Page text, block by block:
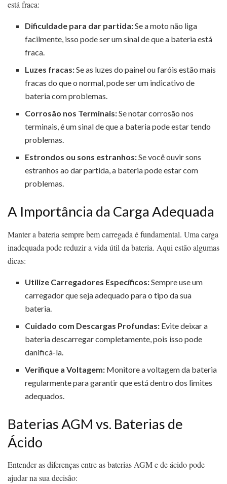
está fraca:
Dificuldade para dar partida:Se a moto não liga
facilmente, isso pode ser um sinal de que a bateria está
fraca.
Luzes fracas:Se as luzes do painel ou faróis estão mais
fracas do que o normal, pode ser um indicativo de
bateria com problemas.
Corrosão nos Terminais:Se notar corrosão nos
terminais, é um sinal de que a bateria pode estar tendo
problemas.
Estrondos ou sons estranhos:Se você ouvir sons
estranhos ao dar partida, a bateria pode estar com
problemas.
A Importância da Carga Adequada
Manter a bateria sempre bem carregada é fundamental. Uma carga
inadequada pode reduzir a vida útil da bateria. Aqui estão algumas
dicas:
Utilize Carregadores Específicos:Sempre use um
carregador que seja adequado para o tipo da sua
bateria.
Cuidado com Descargas Profundas: Evite deixar a
bateria descarregar completamente, pois isso pode
danificá-la.
Verifique a Voltagem: Monitore a voltagem da bateria
regularmente para garantir que está dentro dos limites
adequados.
Baterias AGM vs. Baterias de
Ácido
Entender as diferenças entre as baterias AGM e de ácido pode
ajudar na sua decisão: